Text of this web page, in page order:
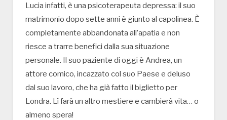
Lucia infatti, è una psicoterapeuta depressa: il suo
matrimonio dopo sette anni è giunto al capolinea. È
completamente abbandonata all’apatia e non
riesce a trarre benefici dalla sua situazione
personale. Il suo paziente di oggi è Andrea, un
attore comico, incazzato col suo Paese e deluso
dal suo lavoro, che ha già fatto il biglietto per
Londra. Lì farà un altro mestiere e cambierà vita… o
almeno spera!